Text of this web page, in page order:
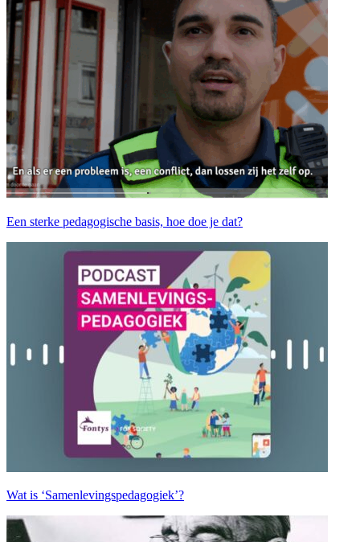
Een sterke pedagogische basis, hoe doe je dat?
Wat is ‘Samenlevingspedagogiek’?